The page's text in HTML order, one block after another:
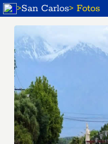
>San Carlos> Fotos